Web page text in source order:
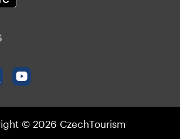
© 2026 CzechTourism